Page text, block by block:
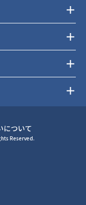
について
Reserved.